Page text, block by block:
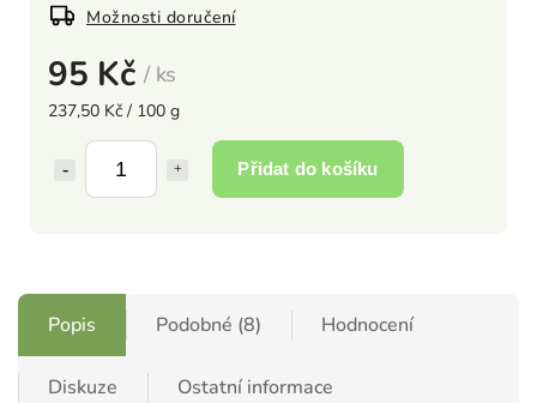
95 Kč/ ks
237,50 Kč / 100 g
Přidat do košíku
Možnosti doručení
Popis Podobné (8) Hodnocení
Diskuze Ostatní informace